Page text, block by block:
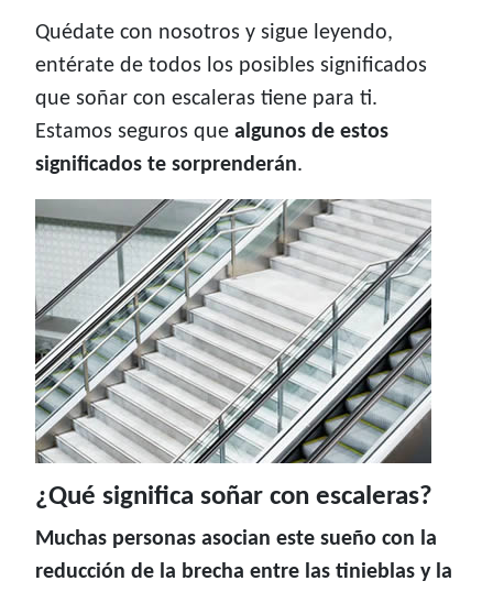
Quédate con nosotros y sigue leyendo,
entérate de todos los posibles significados
que soñar con escaleras tiene para ti.
Estamos seguros que algunos de estos
significados te sorprenderán.
¿Qué significa soñar con escaleras?
Muchas personas asocian este sueño con la
reducción de la brecha entre las tinieblas y la